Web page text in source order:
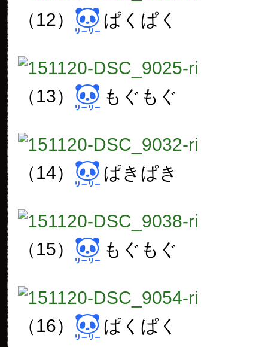
（12） ぱくぱく
（13） もぐもぐ
（14） ぱきぱき
（15） もぐもぐ
（16） ぱくぱく